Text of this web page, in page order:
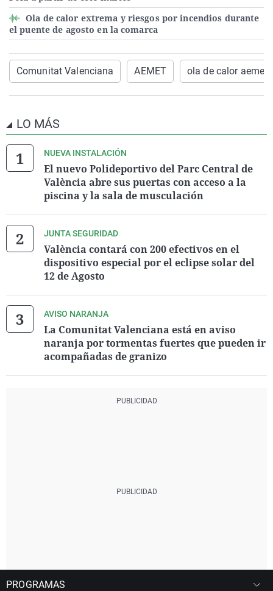
Ola de calor extrema y riesgos por incendios durante
el puente de agosto en la comarca
Comunitat Valenciana AEMET ola de calor aemet
LO MÁS
NUEVA INSTALACIÓN
El nuevo Polideportivo del Parc Central de
València abre sus puertas con acceso a la
piscina y la sala de musculación
JUNTA SEGURIDAD
València contará con 200 efectivos en el
dispositivo especial por el eclipse solar del
12 de Agosto
AVISO NARANJA
La Comunitat Valenciana está en aviso
naranja por tormentas fuertes que pueden ir
acompañadas de granizo
PROGRAMAS